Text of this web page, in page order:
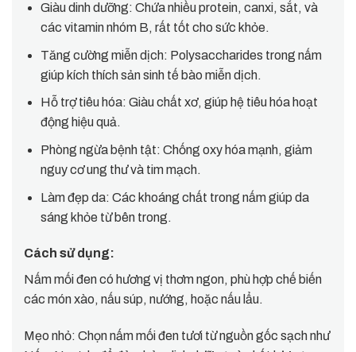
Giàu dinh dưỡng: Chứa nhiều protein, canxi, sắt, và
các vitamin nhóm B, rất tốt cho sức khỏe.
Tăng cường miễn dịch: Polysaccharides trong nấm
giúp kích thích sản sinh tế bào miễn dịch.
Hỗ trợ tiêu hóa: Giàu chất xơ, giúp hệ tiêu hóa hoạt
động hiệu quả.
Phòng ngừa bệnh tật: Chống oxy hóa mạnh, giảm
nguy cơ ung thư và tim mạch.
Làm đẹp da: Các khoáng chất trong nấm giúp da
sáng khỏe từ bên trong.
Cách sử dụng:
Nấm mối đen có hương vị thơm ngon, phù hợp chế biến
các món xào, nấu súp, nướng, hoặc nấu lẩu.
Mẹo nhỏ: Chọn nấm mối đen tươi từ nguồn gốc sạch như